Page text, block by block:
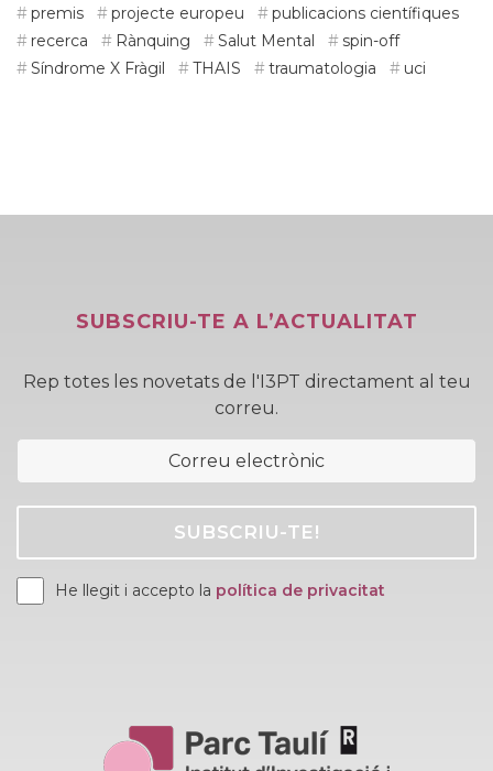
premis projecte europeu
publicacions científiques
recerca
Rànquing Salut Mental
spin-off
Síndrome X Fràgil
THAIS traumatologia uci
SUBSCRIU-TE A L’ACTUALITAT
Rep totes les novetats de l'I3PT directament al teu
correu.
He llegit i accepto la política de privacitat